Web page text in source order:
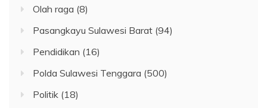
Olah raga (8)
Pasangkayu Sulawesi Barat (94)
Pendidikan (16)
Polda Sulawesi Tenggara (500)
Politik (18)